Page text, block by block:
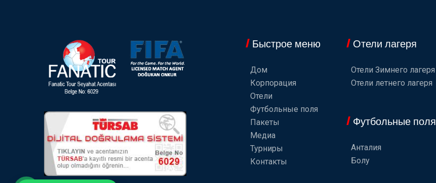
Быстрое меню
Дом
Корпорация
Отели
Футбольные поля
Пакеты
Медиа
Турниры
Контакты
Отели лагеря
Отели Зимнего лагеря
Отели летнего лагеря
Футбольные поля
Анталия
Болу